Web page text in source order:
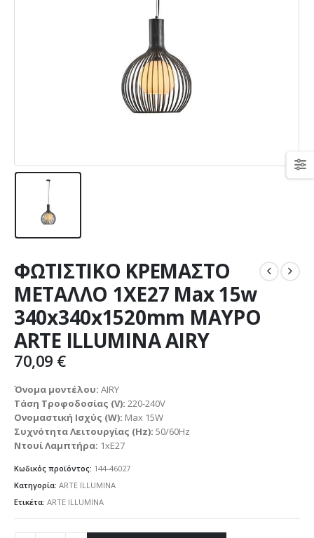
ΦΩΤΙΣΤΙΚΟ ΚΡΕΜΑΣΤΟ
ΜΕΤΑΛΛΟ 1XE27 Max 15w
340x340x1520mm MAΥΡΟ
ARTE ILLUMINA AIRY
70,09 €
Όνομα μοντέλου: AIRY
Τάση Τροφοδοσίας (V): 220-240V
Ονομαστική Ισχύς (W): Max 15W
Συχνότητα Λειτουργίας (Hz): 50/60Hz
Ντουί Λαμπτήρα: 1xE27
Κωδικός προϊόντος: 144-46027
Κατηγορία: ARTE ILLUMINA
Ετικέτα: ARTE ILLUMINA